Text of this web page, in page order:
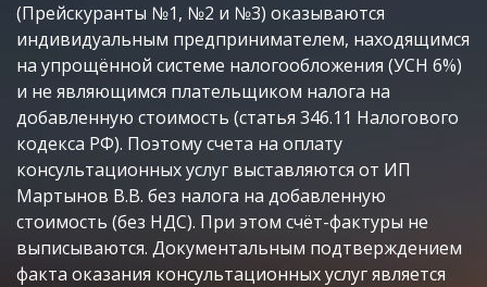
(Прейскуранты №1, №2 и №3) оказываются
индивидуальным предпринимателем, находящимся
на упрощённой системе налогообложения (УСН 6%)
и не являющимся плательщиком налога на
добавленную стоимость (статья 346.11 Налогового
кодекса РФ). Поэтому счета на оплату
консультационных услуг выставляются от ИП
Мартынов В.В. без налога на добавленную
стоимость (без НДС). При этом счёт-фактуры не
выписываются. Документальным подтверждением
факта оказания консультационных услуг является